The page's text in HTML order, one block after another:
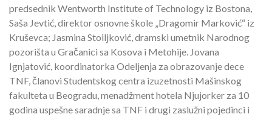
predsednik Wentworth Institute of Technology iz Bostona,
Saša Jevtić, direktor osnovne škole „Dragomir Marković“ iz
Kruševca; Jasmina Stoiljković, dramski umetnik Narodnog
pozorišta u Gračanici sa Kosova i Metohije. Jovana
Ignjatović, koordinatorka Odeljenja za obrazovanje dece
TNF, članovi Studentskog centra izuzetnosti Mašinskog
fakulteta u Beogradu, menadžment hotela Njujorker za 10
godina uspešne saradnje sa TNF i drugi zaslužni pojedinci i